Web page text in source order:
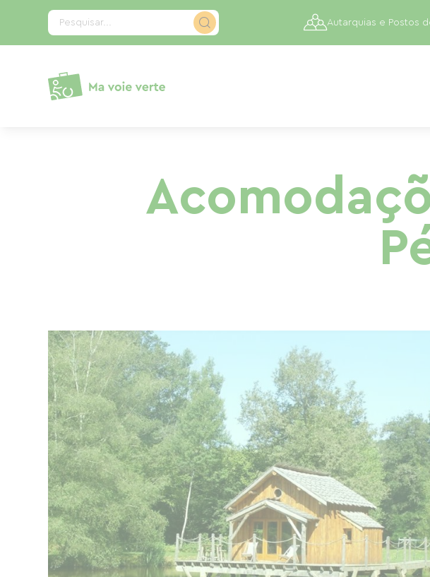
Pesquisar... Autarquias e Postos
Painel de Gerenciamento de Cookies